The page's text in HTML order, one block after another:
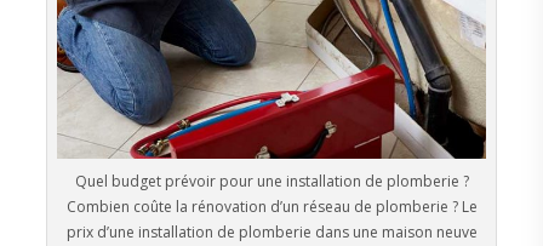
Quel budget prévoir pour une installation de plomberie ?
Combien coûte la rénovation d’un réseau de plomberie ? Le
prix d’une installation de plomberie dans une maison neuve